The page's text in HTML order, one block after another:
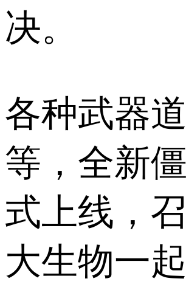
决。
各种武器
等，全新
式上线，
大生物一